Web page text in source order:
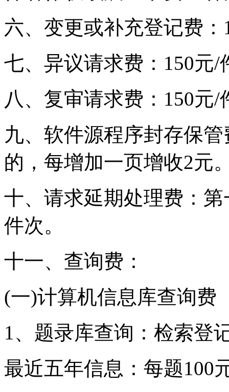
六、变更或补充登记费：
七、异议请求费：150元/
八、复审请求费：150元/
九、软件源程序封存保
的，每增加一页增收2元
十、请求延期处理费：
件次。
十一、查询费：
(一)计算机信息库查询费
1、题录库查询：检索登
最近五年信息：每题100